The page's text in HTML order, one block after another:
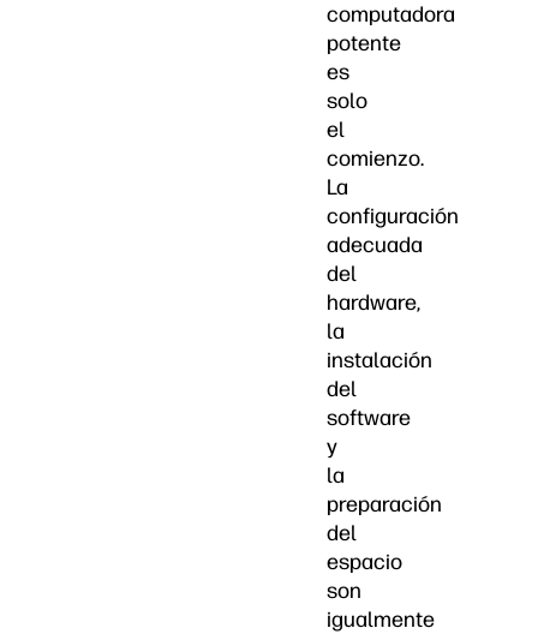
computadora
potente
es
solo
el
comienzo.
La
configuración
adecuada
del
hardware,
la
instalación
del
software
y
la
preparación
del
espacio
son
igualmente